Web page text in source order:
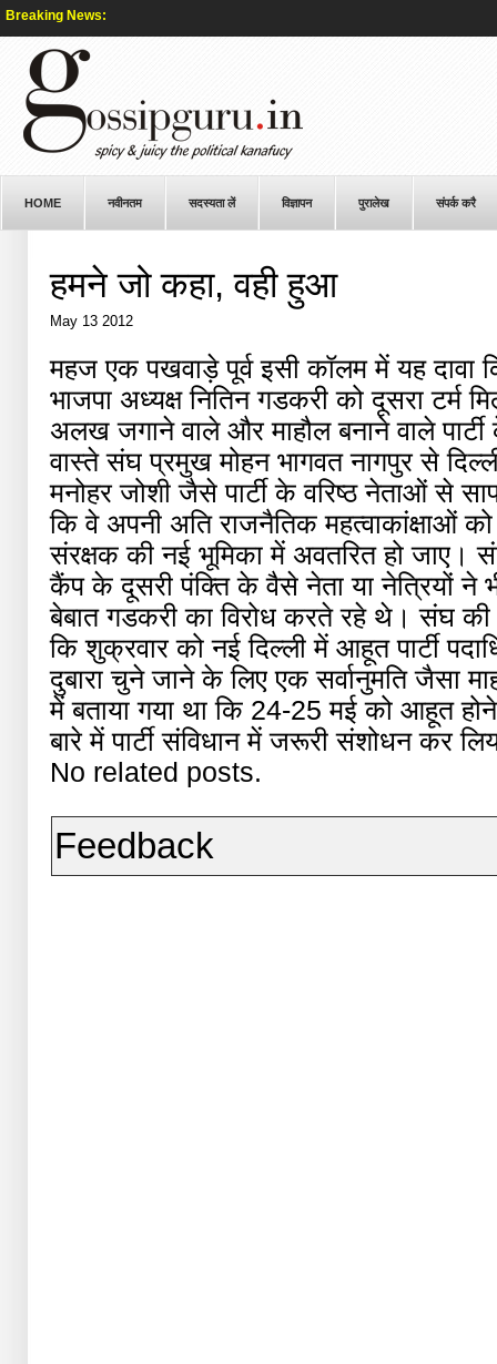
Breaking News:
HOME नवीनतम सदस्यता लें विज्ञापन पुरालेख संपर्क करै
हमने जो कहा, वही हुआ
May 13 2012
महज एक पखवाड़े पूर्व इसी कॉलम में यह दावा
भाजपा अध्यक्ष नितिन गडकरी को दूसरा टर्म
अलख जगाने वाले और माहौल बनाने वाले
वास्ते संघ प्रमुख मोहन भागवत नागपुर से
मनोहर जोशी जैसे पार्टी के वरिष्ठ नेताओं से
कि वे अपनी अति राजनैतिक महत्वाकांक्षाओं
संरक्षक की नई भूमिका में अवतरित हो
कैंप के दूसरी पंक्ति के वैसे नेता या नेत्रियों ने
बेबात गडकरी का विरोध करते रहे थे। संघ
कि शुक्रवार को नई दिल्ली में आहूत पार्टी
दुबारा चुने जाने के लिए एक सर्वानुमति जैसा
में बताया गया था कि 24-25 मई को आहूत होने
बारे में पार्टी संविधान में जरूरी संशोधन कर
No related posts.
Feedback